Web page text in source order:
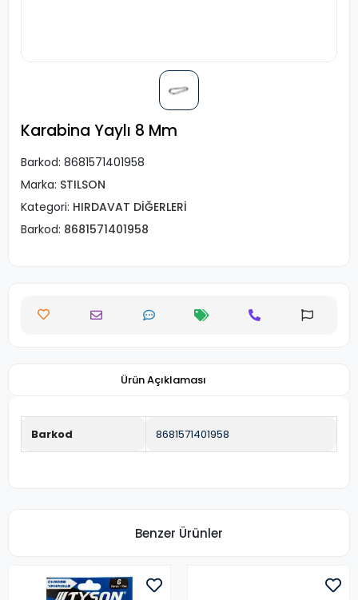
Karabina Yaylı 8 Mm
Barkod: 8681571401958
Marka: STILSON
Kategori: HIRDAVAT DİĞERLERİ
Barkod: 8681571401958
Ürün Açıklaması
Barkod 8681571401958
Benzer Ürünler